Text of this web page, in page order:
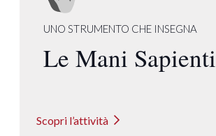
UNO STRUMENTO CHE INSEGNA
Le Mani Sapienti
Scopri l’attività